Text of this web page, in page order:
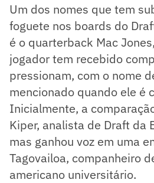
Um dos nomes que tem
foguete nos boards do
é o quarterback Mac
jogador tem recebido
pressionam, com o nome
mencionado quando ele é
Inicialmente, a
Kiper, analista de Draft da
mas ganhou voz em uma
Tagovailoa, companheiro
americano universitário.